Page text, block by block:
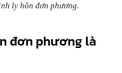
ly hôn đơn phương.
đơn phương là